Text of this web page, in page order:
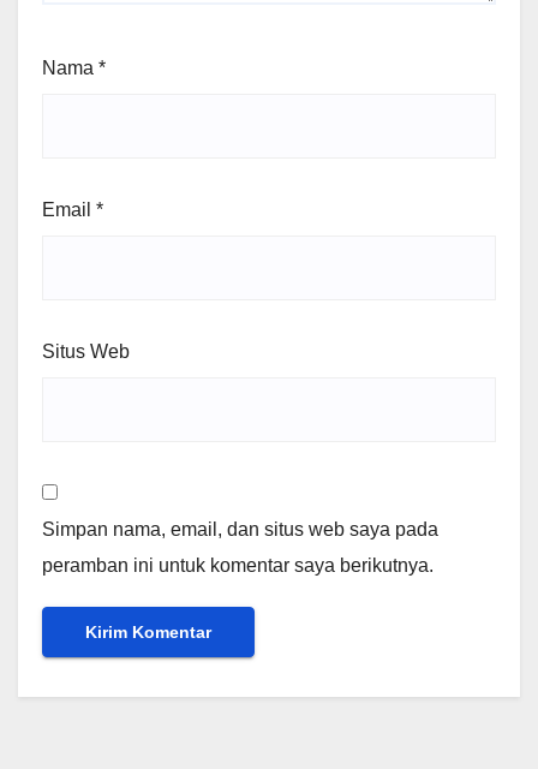
Nama *
Email *
Situs Web
Simpan nama, email, dan situs web saya pada
peramban ini untuk komentar saya berikutnya.